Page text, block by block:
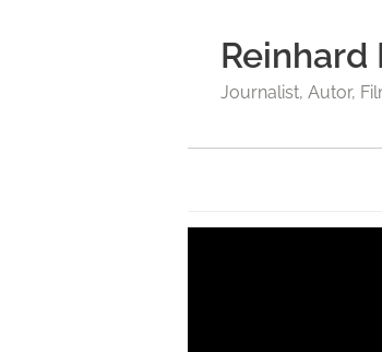
Reinhard
Journalist, Autor,